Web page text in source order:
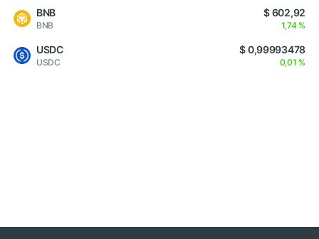
BNB
BNB
$ 602,92
1,74 %
USDC
USDC
$ 0,99993478
0,01 %